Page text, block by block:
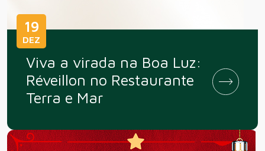
19
DEZ
Viva a virada na Boa Luz:
Réveillon no Restaurante
Terra e Mar